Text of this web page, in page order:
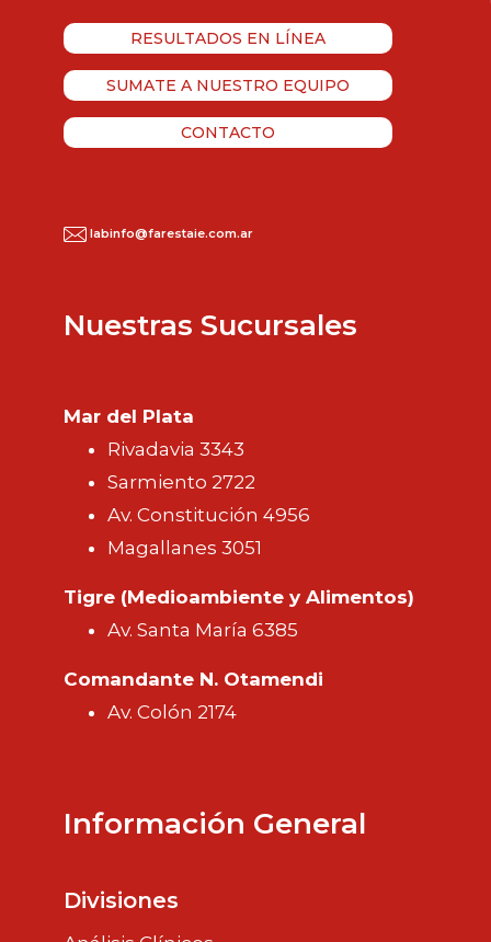
RESULTADOS EN LÍNEA
SUMATE A NUESTRO EQUIPO
CONTACTO
labinfo@farestaie.com.ar
Nuestras Sucursales
Mar del Plata
Rivadavia 3343
Sarmiento 2722
Av. Constitución 4956
Magallanes 3051
Tigre (Medioambiente y Alimentos)
Av. Santa María 6385
Comandante N. Otamendi
Av. Colón 2174
Información General
Divisiones